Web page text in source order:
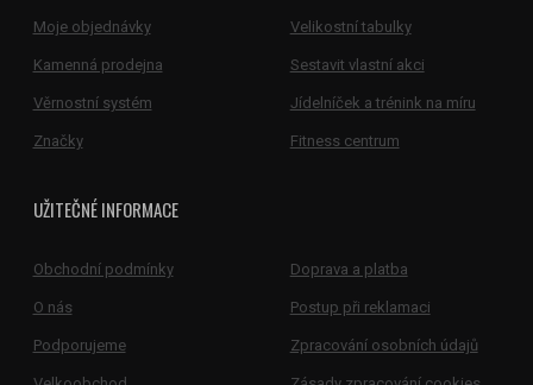
Moje objednávky Velikostní tabulky
Kamenná prodejna Sestavit vlastní akci
Věrnostní systém Jídelníček a trénink na míru
Značky Fitness centrum
UŽITEČNÉ INFORMACE
Obchodní podmínky Doprava a platba
O nás Postup při reklamaci
Podporujeme Zpracování osobních údajů